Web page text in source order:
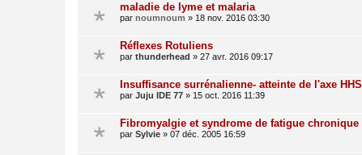
maladie de lyme et malaria
par noumnoum » 18 nov. 2016 03:30
Réflexes Rotuliens
par thunderhead » 27 avr. 2016 09:17
Insuffisance surrénalienne- atteinte de l'axe HHS
par Juju IDE 77 » 15 oct. 2016 11:39
Fibromyalgie et syndrome de fatigue chronique
par Sylvie » 07 déc. 2005 16:59